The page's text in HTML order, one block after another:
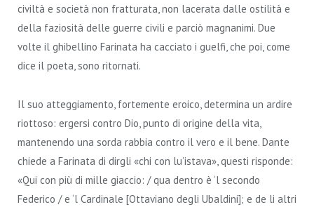
civiltà e società non fratturata, non lacerata dalle ostilità e
della faziosità delle guerre civili e parciò magnanimi. Due
volte il ghibellino Farinata ha cacciato i guelfi, che poi, come
dice il poeta, sono ritornati.
Il suo atteggiamento, fortemente eroico, determina un ardire
riottoso: ergersi contro Dio, punto di origine della vita,
mantenendo una sorda rabbia contro il vero e il bene. Dante
chiede a Farinata di dirgli «chi con lu’istava», questi risponde:
«Qui con più di mille giaccio: / qua dentro è ‘l secondo
Federico / e ‘l Cardinale [Ottaviano degli Ubaldini]; e de li altri